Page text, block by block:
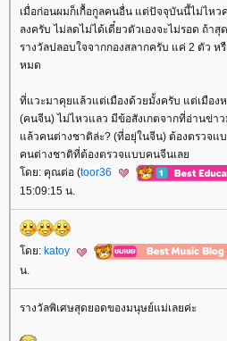
เมื่อก่อนผมก็เกื้อกูลคนอื่น แต่ปัจจุบันนี้ไม่ไหว
ลงครับ ไม่ลดไม่ได้เดี๋ยวตัวเองจะไม่รอด ถ้าสุ
รางวัลปลอบใจจากกองสลากครับ แค่ 2 ตัว ห
หมด
ที่แวะมาคุยแล้วแต่เมืองด้วยมั้งครับ แต่เมือง
(คนจีน) ไม่ไหวแลว มีข้อสังเกตจากที่อ่านข่า
ล้วคนต่างชาติล่ะ? (ที่อยุ่ในจีน) ต้องตรวจแ
คนต่างชาติที่ต้องตรวจแบบคนจีนเล
ดย: คุณต่อ (toor36
15:09:15 น.
ดย: katoy
น.
รางวัลพิเศษสุดยอดของมนุษย์แม่เลยค่ะ